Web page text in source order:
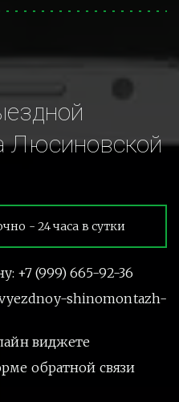
Люсиновской
- 24 часа в сутки
+7 (999) 665-92-36
shinomontazh-
виджете
обратной связи